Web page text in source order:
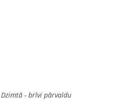
Dzimtā - brīvi pārvaldu